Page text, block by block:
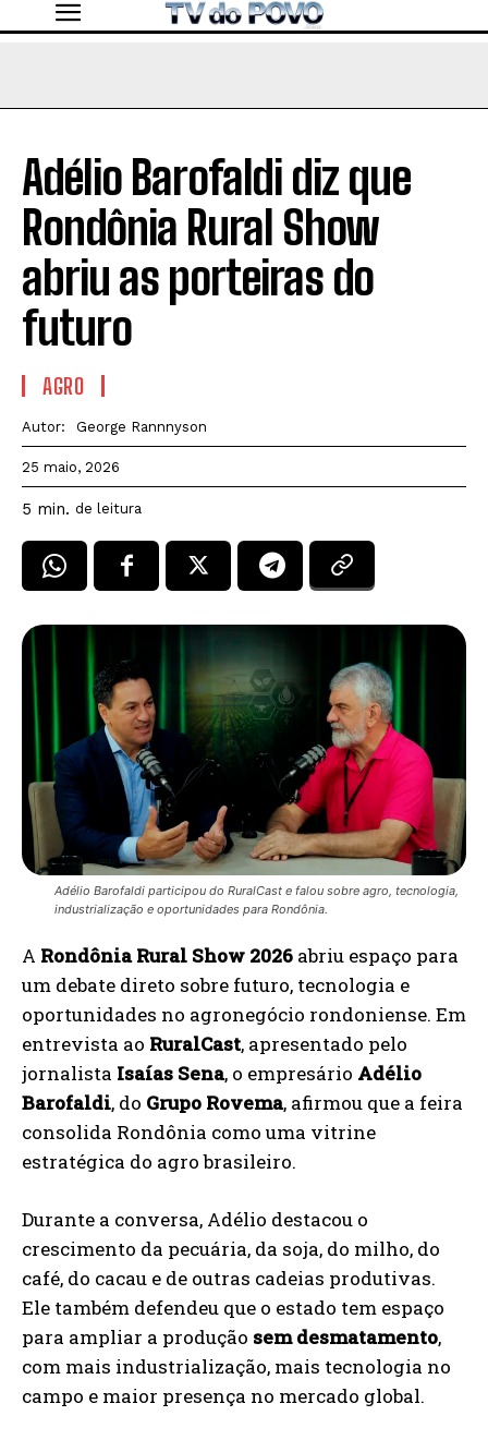
Adélio Barofaldi diz que
Rondônia Rural Show
abriu as porteiras do
futuro
AGRO
Autor: George Rannnyson
25 maio, 2026
5 min. de leitura
Adélio Barofaldi participou do RuralCast e falou sobre agro, tecnologia,
industrialização e oportunidades para Rondônia.
A Rondônia Rural Show 2026 abriu espaço para
um debate direto sobre futuro, tecnologia e
oportunidades no agronegócio rondoniense. Em
entrevista ao RuralCast, apresentado pelo
jornalista Isaías Sena, o empresário Adélio
Barofaldi, do Grupo Rovema, afirmou que a feira
consolida Rondônia como uma vitrine
estratégica do agro brasileiro.
Durante a conversa, Adélio destacou o
crescimento da pecuária, da soja, do milho, do
café, do cacau e de outras cadeias produtivas.
Ele também defendeu que o estado tem espaço
para ampliar a produção sem desmatamento,
com mais industrialização, mais tecnologia no
campo e maior presença no mercado global.